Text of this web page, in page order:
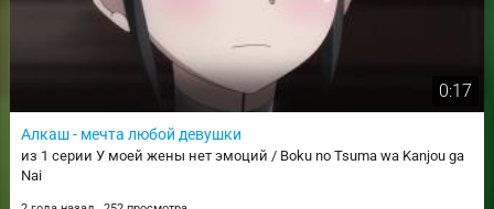
0:17
Алкаш - мечта любой девушки
из 1 серии У моей жены нет эмоций / Boku no Tsuma wa Kanjou ga
Nai